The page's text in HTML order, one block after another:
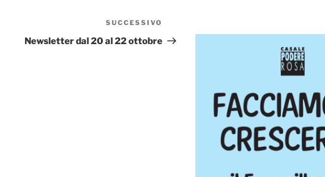
successivo
SUCCESSIVO
Newsletter dal 20 al 22 ottobre